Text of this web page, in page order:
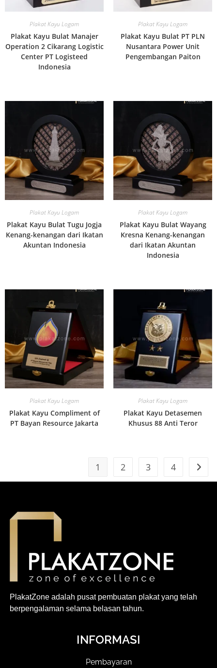
Plakat Kayu Logam
Plakat Kayu Bulat Manajer
Operation 2 Cikarang Logistic
Center PT Logisteed
Indonesia
Plakat Kayu Logam
Plakat Kayu Bulat PT PLN
Nusantara Power Unit
Pengembangan Paiton
Plakat Kayu Logam
Plakat Kayu Bulat Tugu Jogja
Kenang-kenangan dari Ikatan
Akuntan Indonesia
Plakat Kayu Logam
Plakat Kayu Bulat Wayang
Kresna Kenang-kenangan
dari Ikatan Akuntan
Indonesia
Plakat Kayu Logam
Plakat Kayu Compliment of
PT Bayan Resource Jakarta
Plakat Kayu Logam
Plakat Kayu Detasemen
Khusus 88 Anti Teror
1 2 3 4
PlakatZone adalah pusat pembuatan plakat yang telah
berpengalaman selama belasan tahun.
INFORMASI
Pembayaran